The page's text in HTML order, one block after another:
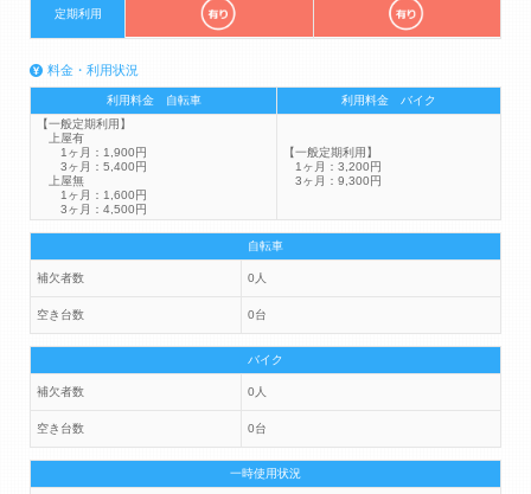
定期利用
料金・利用状況
利用料金 自転車
利用料金 バイク
【一般定期利用】
上屋有
1ヶ月：1,900円
3ヶ月：5,400円
上屋無
1ヶ月：1,600円
3ヶ月：4,500円
【一般定期利用】
1ヶ月：3,200円
3ヶ月：9,300円
自転車
補欠者数 0人
空き台数 0台
バイク
補欠者数 0人
空き台数 0台
一時使用状況